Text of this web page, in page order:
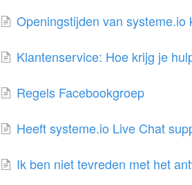
Openingstijden van systeme.io
Klantenservice: Hoe krijg je
Regels Facebookgroep
Heeft systeme.io Live Chat
Ik ben niet tevreden met het